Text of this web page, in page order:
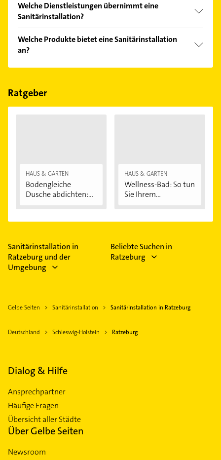
Bitte beachten Sie, dass diese an Sonn- und
Feiertagen abweichen können.
Welche Dienstleistungen übernimmt eine
Sanitärinstallation?
Installationen für die Abwasserentsorgung,
Installationen für die Wasserversorgung, Klempner
und Energieberatung.
Welche Produkte bietet eine Sanitärinstallation
an?
Das Angebot umfasst unter anderem
Photovoltaikanlagen, Solaranlagen und
Ölheizungen.
Ratgeber
HAUS & GARTEN
Bodengleiche
Dusche abdichten:...
HAUS & GARTEN
Wellness-Bad: So tun
Sie Ihrem...
Sanitärinstallation in
Ratzeburg und der
Umgebung
Beliebte Suchen in
Ratzeburg
Gelbe Seiten Sanitärinstallation Sanitärinstallation in Ratzeburg
Deutschland Schleswig-Holstein Ratzeburg
Dialog & Hilfe
Ansprechpartner
Häufige Fragen
Übersicht aller Städte
Über Gelbe Seiten
Newsroom